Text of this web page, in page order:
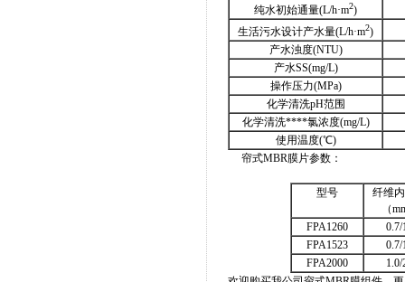
纯水初始通量(L/h·m2)
生活污水设计产水量(L/h·m2)
产水浊度(NTU)
产水SS(mg/L)
操作压力(MPa)
化学清洗pH范围
化学清洗****氯浓度(mg/L)
使用温度(℃)
帘式MBR膜片参数：
型号
纤维
（
FPA1260
0.7/
FPA1523
0.7/
FPA2000
1.0/